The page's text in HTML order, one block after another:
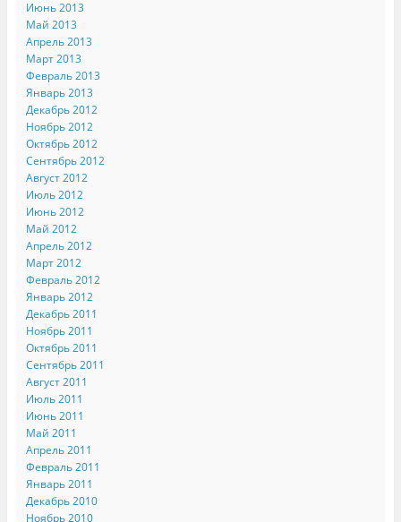
Июнь 2013
Май 2013
Апрель 2013
Март 2013
Февраль 2013
Январь 2013
Декабрь 2012
Ноябрь 2012
Октябрь 2012
Сентябрь 2012
Август 2012
Июль 2012
Июнь 2012
Май 2012
Апрель 2012
Март 2012
Февраль 2012
Январь 2012
Декабрь 2011
Ноябрь 2011
Октябрь 2011
Сентябрь 2011
Август 2011
Июль 2011
Июнь 2011
Май 2011
Апрель 2011
Февраль 2011
Январь 2011
Декабрь 2010
Ноябрь 2010